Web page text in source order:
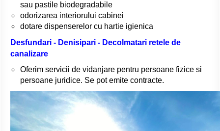
sau pastile biodegradabile
odorizarea interiorului cabinei
dotare dispenserelor cu hartie igienica
Desfundari - Denisipari - Decolmatari retele de
canalizare
Oferim servicii de vidanjare pentru persoane fizice si
persoane juridice. Se pot emite contracte.